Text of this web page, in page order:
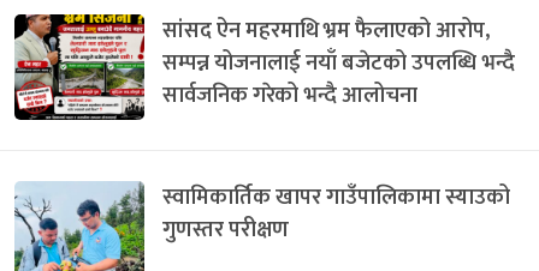
सांसद ऐन महरमाथि भ्रम फैलाएको आरोप,
सम्पन्न योजनालाई नयाँ बजेटको उपलब्धि भन्दै
सार्वजनिक गरेको भन्दै आलोचना
स्वामिकार्तिक खापर गाउँपालिकामा स्याउको
गुणस्तर परीक्षण